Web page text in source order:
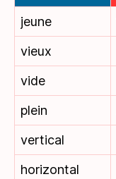
jeune
vieux
vide
plein
vertical
horizontal